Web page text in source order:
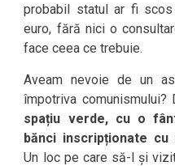
probabil statul ar fi
euro, fără nici o
face ceea ce trebuie.
Aveam nevoie de un
împotriva comunismului?
spațiu verde, cu o
bănci inscripționate cu
Un loc pe care să-l și